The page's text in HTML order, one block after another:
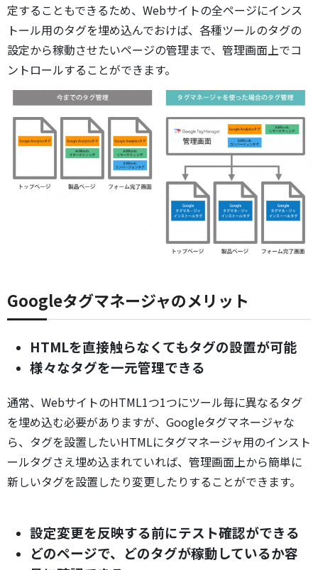
定することもできるため、Webサイトの全ページにインス
トール用のタグを埋め込んでおけば、各種ツールのタグの
設定から稼動させたいページの管理まで、管理画面上でコ
ントロールすることができます。
Googleタグマネージャのメリット
HTMLを直接触らなくてもタグの設置が可能
様々なタグを一元管理できる
通常、WebサイトのHTML1つ1つにツール毎に異なるタグ
を埋め込む必要がありますが、Googleタグマネージャな
ら、タグを設置したいHTMLにタグマネージャ用のインスト
ールタグさえ埋め込まれていれば、管理画面上から簡単に
新しいタグを設置したり変更したりすることができます。
設定変更を反映する前にテスト確認ができる
どのページで、どのタグが稼動しているか容